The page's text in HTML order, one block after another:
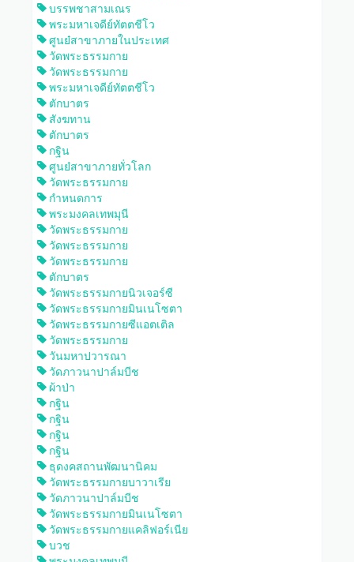
บรรพชาสามเณร
พระมหาเจดีย์ทัตตชีโว
ศูนย๋สาขาภายในประเทศ
วัดพระธรรมกาย
วัดพระธรรมกาย
พระมหาเจดีย์ทัตตชีโว
ตักบาตร
สังฆทาน
ตักบาตร
กฐิน
ศูนย๋สาขาภายทั่วโลก
วัดพระธรรมกาย
กำหนดการ
พระมงคลเทพมุนี
วัดพระธรรมกาย
วัดพระธรรมกาย
วัดพระธรรมกาย
ตักบาตร
วัดพระธรรมกายนิวเจอร์ซี
วัดพระธรรมกายมินเนโซตา
วัดพระธรรมกายซีแอตเติล
วัดพระธรรมกาย
วันมหาปวารณา
วัดภาวนาปาล์มบีช
ผ้าป่า
กฐิน
กฐิน
กฐิน
กฐิน
ธุดงคสถานพัฒนานิคม
วัดพระธรรมกายบาวาเรีย
วัดภาวนาปาล์มบีช
วัดพระธรรมกายมินเนโซตา
วัดพระธรรมกายแคลิฟอร์เนีย
บวช